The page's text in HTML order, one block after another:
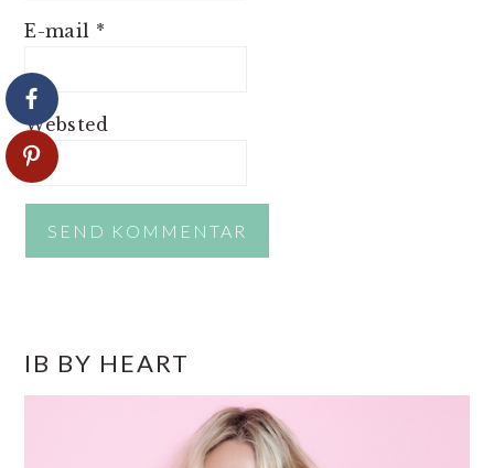
E-mail *
Websted
SIDEBAR
IB BY HEART